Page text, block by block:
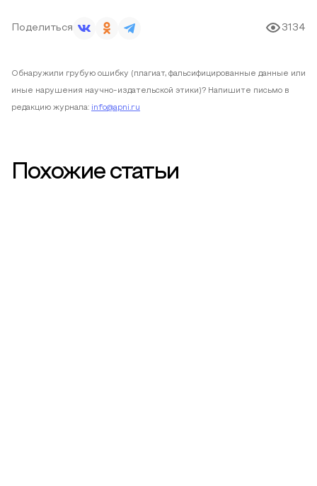
Поделиться 3134
Обнаружили грубую ошибку (плагиат, фальсифицированные данные или
иные нарушения научно-издательской этики)? Напишите письмо в
редакцию журнала: info@apni.ru
Похожие статьи